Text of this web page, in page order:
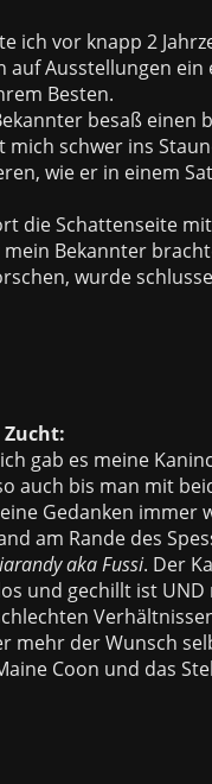
ich vor knapp 2
Ausstellungen
Besten.
besaß
schwer ins
wie er in einem
die Schattenseite
Bekannter
wurde
Zucht:
gab es meine
auch bis man mit
Gedanken immer
am Rande des
aka Fussi. Der
und gechillt ist
mehr der Wunsch
Coon und das